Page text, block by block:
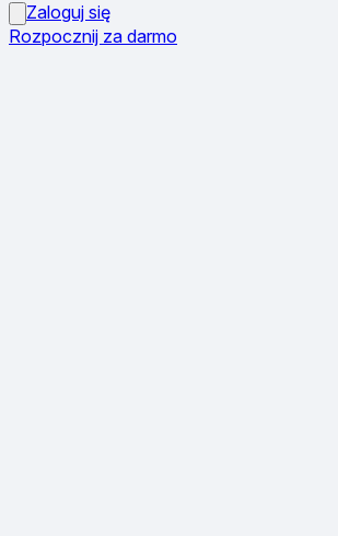
Zaloguj się
Rozpocznij za darmo